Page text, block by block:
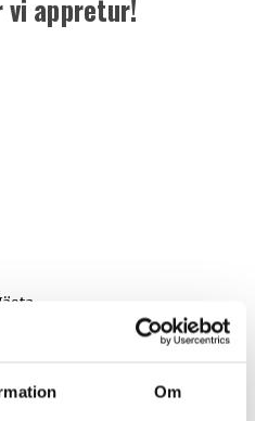
Om
vi appretur!